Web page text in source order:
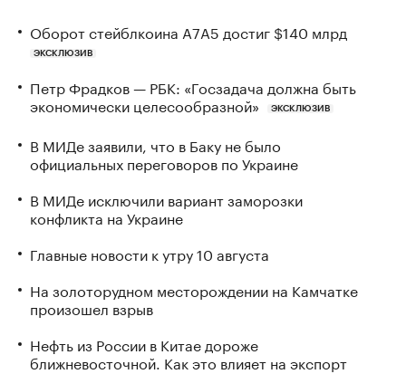
Оборот стейблкоина А7А5 достиг $140 млрд
ЭКСКЛЮЗИВ
Петр Фрадков — РБК: «Госзадача должна быть
экономически целесообразной»
ЭКСКЛЮЗИВ
В МИДе заявили, что в Баку не было
официальных переговоров по Украине
В МИДе исключили вариант заморозки
конфликта на Украине
Главные новости к утру 10 августа
На золоторудном месторождении на Камчатке
произошел взрыв
Нефть из России в Китае дороже
ближневосточной. Как это влияет на экспорт